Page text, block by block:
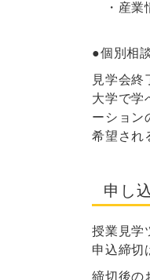
・産業
●個別相
見学会終
大学で学
ーション
希望され
申し
授業見学
申込締切
締切後の